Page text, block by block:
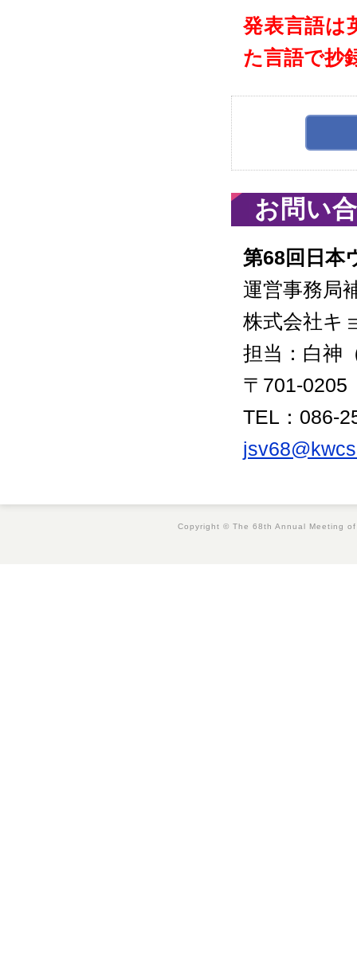
発表言語は
た言語で抄
お問い
第68回日本
運営事務局
株式会社キ
担当：白神
〒701-
TEL：086-
Copyright © The 68th Annual Meeting